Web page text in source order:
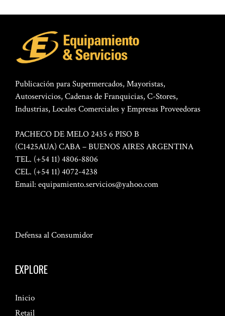
Publicación para Supermercados, Mayoristas,
Autoservicios, Cadenas de Franquicias, C-Stores,
Industrias, Locales Comerciales y Empresas Proveedoras
PACHECO DE MELO 2435 6 PISO B
(C1425AUA) CABA – BUENOS AIRES ARGENTINA
TEL. (+54 11) 4806-8806
CEL. (+54 11) 4072-4238
Email: equipamiento.servicios@yahoo.com
Defensa al Consumidor
EXPLORE
Inicio
Retail